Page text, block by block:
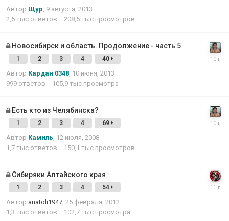
Автор Щур 9 августа, 2013
2,5 тыс ответов 208,5 тыс просмотров
Новосибирск и область. Продолжение - часть 5
1 2 3 4 40
Автор Кардан 0348 10 июня, 2013
999 ответов 105,9 тыс просмотра
Есть кто из Челябинска?
1 2 3 4 69
Автор Камиль 12 июля, 2008
1,7 тыс ответов 150,1 тыс просмотров
Сибиряки Алтайского края
1 2 3 4 54
Автор anatoli1947 25 февраля, 2012
1,3 тыс ответов 102,7 тыс просмотра